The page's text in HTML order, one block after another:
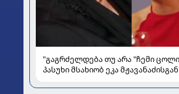
"გაგრძელდება თუ არა "ჩემი
პასუხი მსახიობ ეკა მჟავანაძისგან